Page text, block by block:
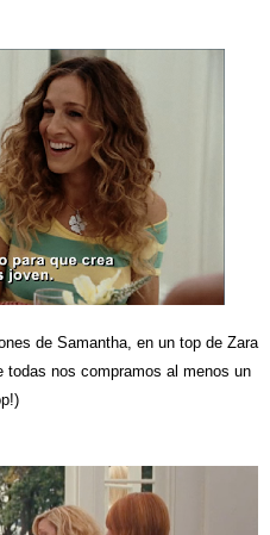
de Samantha, en un top de Zara
nos compramos al menos un